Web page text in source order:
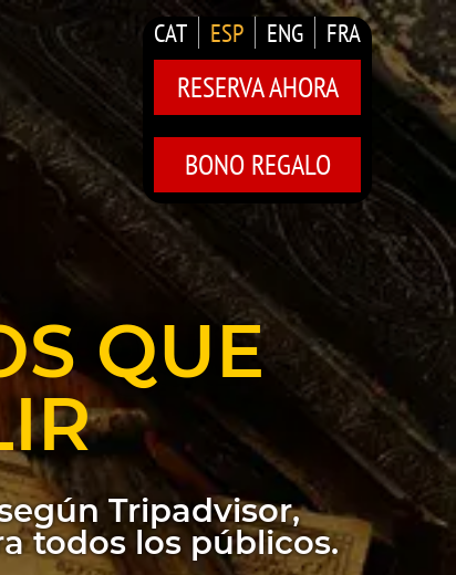
CAT ESP ENG FRA
RESERVA AHORA
BONO REGALO
QUE
Tripadvisor,
todos los públicos.